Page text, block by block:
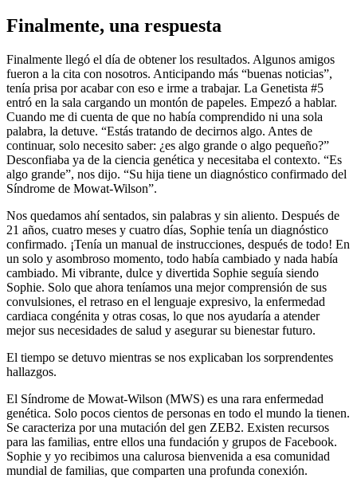
Finalmente, una respuesta
Finalmente llegó el día de obtener los resultados. Algunos amigos
fueron a la cita con nosotros. Anticipando más “buenas noticias”,
tenía prisa por acabar con eso e irme a trabajar. La Genetista #5
entró en la sala cargando un montón de papeles. Empezó a hablar.
Cuando me di cuenta de que no había comprendido ni una sola
palabra, la detuve. “Estás tratando de decirnos algo. Antes de
continuar, solo necesito saber: ¿es algo grande o algo pequeño?”
Desconfiaba ya de la ciencia genética y necesitaba el contexto. “Es
algo grande”, nos dijo. “Su hija tiene un diagnóstico confirmado del
Síndrome de Mowat-Wilson”.
Nos quedamos ahí sentados, sin palabras y sin aliento. Después de
21 años, cuatro meses y cuatro días, Sophie tenía un diagnóstico
confirmado. ¡Tenía un manual de instrucciones, después de todo! En
un solo y asombroso momento, todo había cambiado y nada había
cambiado. Mi vibrante, dulce y divertida Sophie seguía siendo
Sophie. Solo que ahora teníamos una mejor comprensión de sus
convulsiones, el retraso en el lenguaje expresivo, la enfermedad
cardiaca congénita y otras cosas, lo que nos ayudaría a atender
mejor sus necesidades de salud y asegurar su bienestar futuro.
El tiempo se detuvo mientras se nos explicaban los sorprendentes
hallazgos.
El Síndrome de Mowat-Wilson (MWS) es una rara enfermedad
genética. Solo pocos cientos de personas en todo el mundo la tienen.
Se caracteriza por una mutación del gen ZEB2. Existen recursos
para las familias, entre ellos una fundación y grupos de Facebook.
Sophie y yo recibimos una calurosa bienvenida a esa comunidad
mundial de familias, que comparten una profunda conexión.